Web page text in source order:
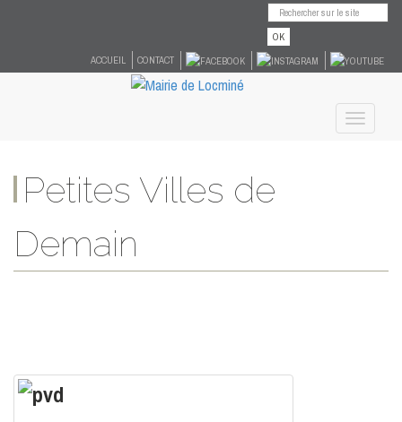
OK
ACCUEIL
CONTACT
Toggle
Petites Villes de
Demain